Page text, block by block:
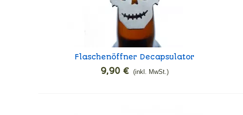
In den Warenkorb
Flaschenöffner Decapsulator
9,90 € (inkl. MwSt.)